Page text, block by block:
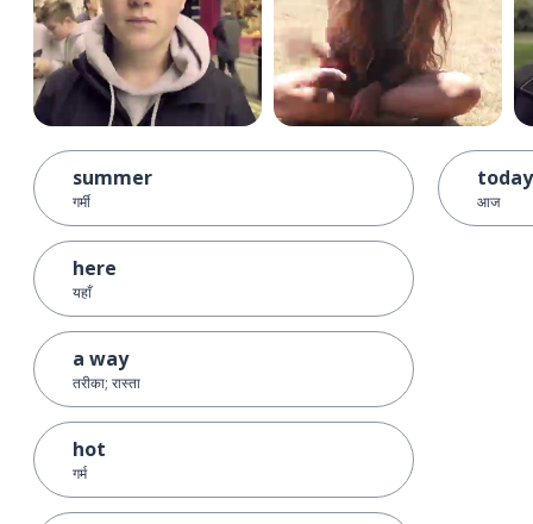
summer
गर्मी
here
यहाँ
a way
तरीका; रास्ता
hot
गर्म
today
आज